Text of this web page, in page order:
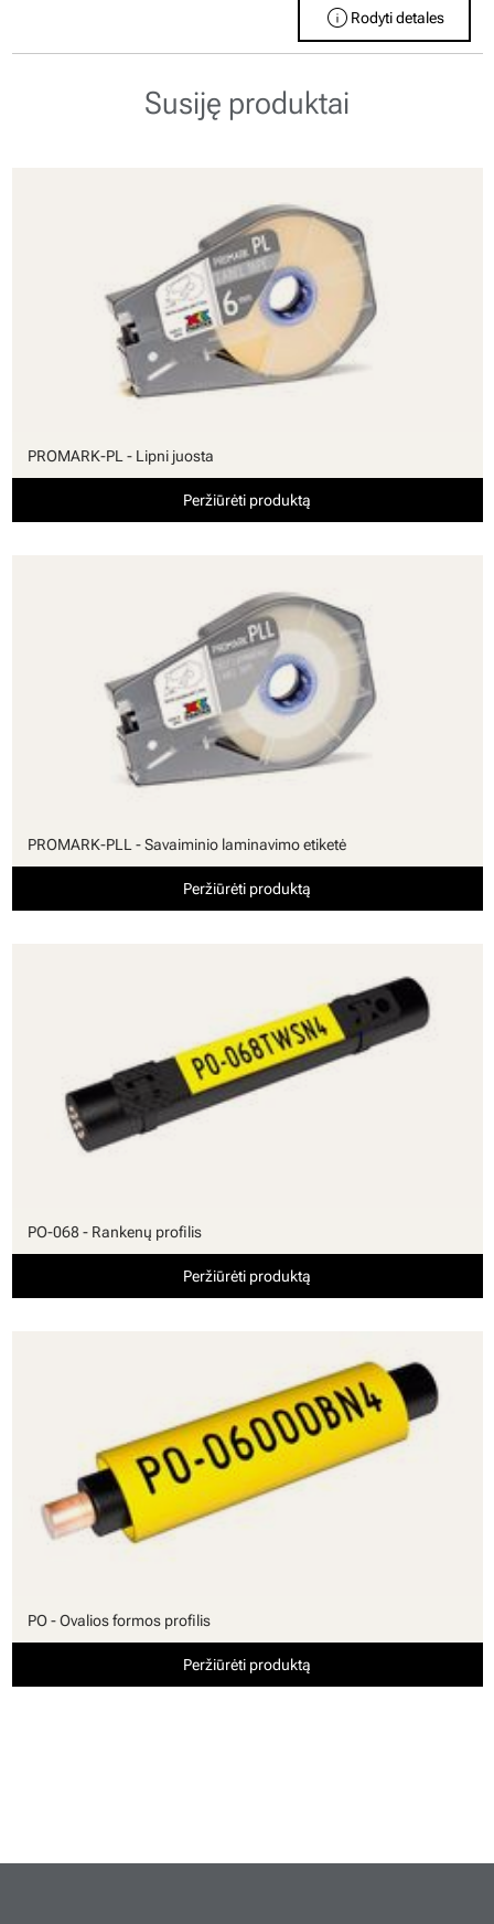
info Rodyti detales
Susiję produktai
PROMARK-PL - Lipni juosta
Peržiūrėti produktą
PROMARK-PLL - Savaiminio laminavimo etiketė
Peržiūrėti produktą
PO-068 - Rankenų profilis
Peržiūrėti produktą
PO - Ovalios formos profilis
Peržiūrėti produktą